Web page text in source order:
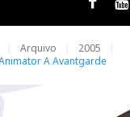
Arquivo
2005
A Avantgarde